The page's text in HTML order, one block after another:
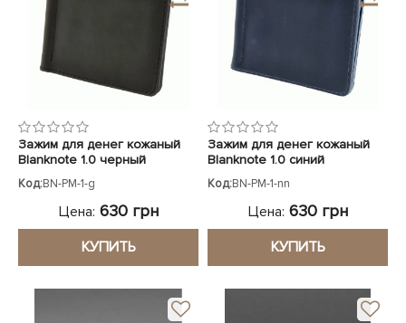
Зажим для денег кожаный
Blanknote 1.0 черный
Код:BN-PM-1-g
Цена: 630 грн
КУПИТЬ
Зажим для денег кожаный
Blanknote 1.0 синий
Код:BN-PM-1-nn
Цена: 630 грн
КУПИТЬ